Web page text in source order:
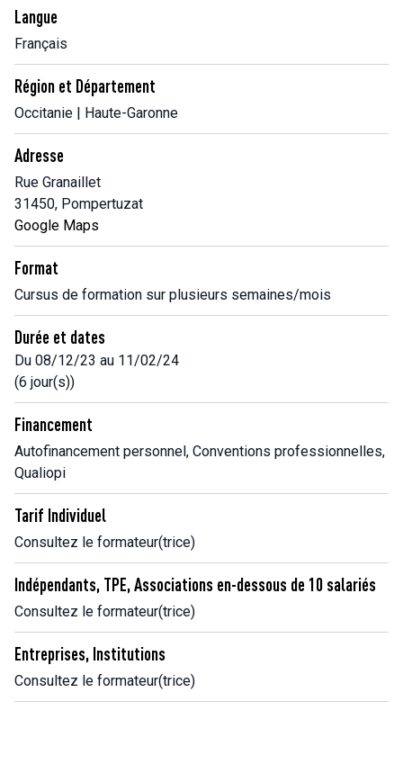
Langue
Français
Région et Département
Occitanie | Haute-Garonne
Adresse
Rue Granaillet
31450, Pompertuzat
Google Maps
Format
Cursus de formation sur plusieurs semaines/mois
Durée et dates
Du 08/12/23 au 11/02/24
(6 jour(s))
Financement
Autofinancement personnel, Conventions professionnelles,
Qualiopi
Tarif Individuel
Consultez le formateur(trice)
Indépendants, TPE, Associations en-dessous de 10 salariés
Consultez le formateur(trice)
Entreprises, Institutions
Consultez le formateur(trice)